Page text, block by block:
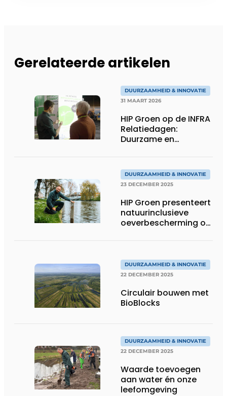
Gerelateerde artikelen
DUURZAAMHEID & INNOVATIE
31 MAART 2026
HIP Groen op de INFRA
Relatiedagen:
Duurzame en
DUURZAAMHEID & INNOVATIE
23 DECEMBER 2025
HIP Groen presenteert
natuurinclusieve
oeverbescherming op
DUURZAAMHEID & INNOVATIE
22 DECEMBER 2025
Circulair bouwen met
BioBlocks
DUURZAAMHEID & INNOVATIE
22 DECEMBER 2025
Waarde toevoegen
aan water én onze
leefomgeving